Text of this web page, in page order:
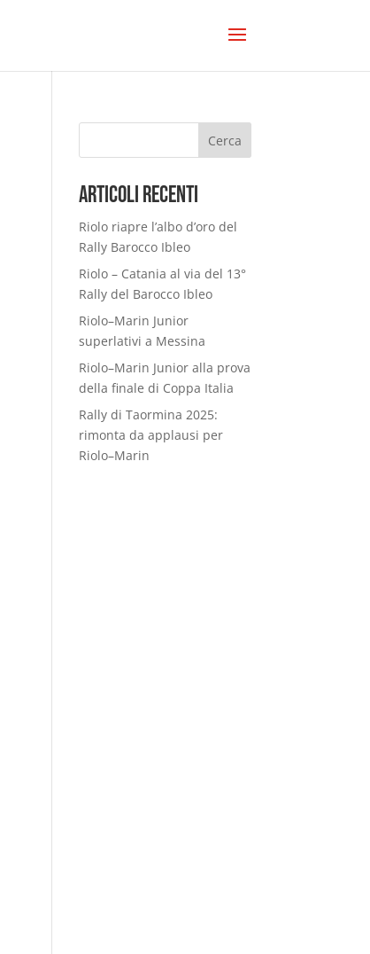
Cerca
Articoli Recenti
Riolo riapre l’albo d’oro del
Rally Barocco Ibleo
Riolo – Catania al via del 13°
Rally del Barocco Ibleo
Riolo–Marin Junior
superlativi a Messina
Riolo–Marin Junior alla prova
della finale di Coppa Italia
Rally di Taormina 2025:
rimonta da applausi per
Riolo–Marin